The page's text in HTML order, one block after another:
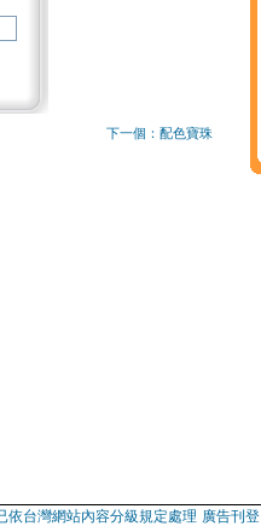
下一個：配色寶珠
依台灣網站內容分級規定處理 廣告刊登